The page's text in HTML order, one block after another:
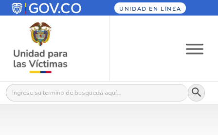
UNIDAD EN LÍNEA
Buscar: Botón